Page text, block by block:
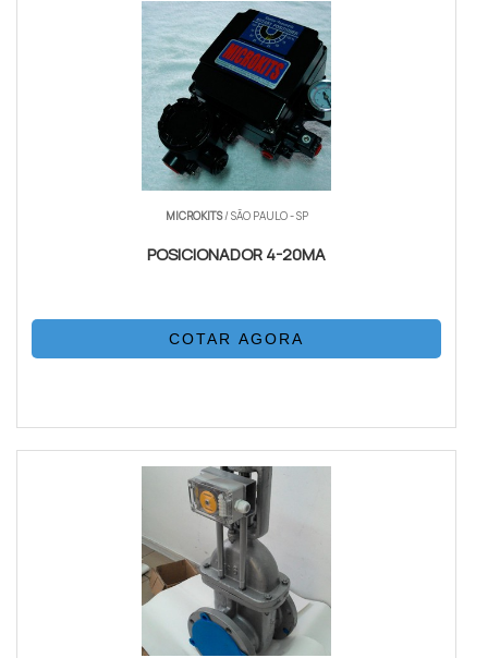
MICROKITS/ SÃO PAULO - SP
POSICIONADOR 4-20MA
COTAR AGORA